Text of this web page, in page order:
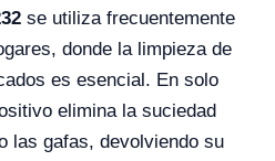
se utiliza frecuentemente
donde la limpieza de
es esencial. En solo
elimina la suciedad
las gafas, devolviendo su